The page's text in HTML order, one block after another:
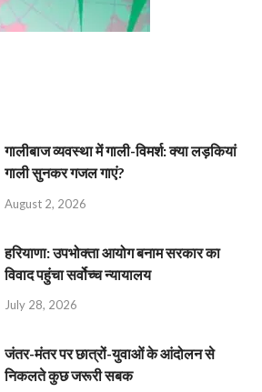
गालीबाज व्‍यवस्‍था में गाली-विमर्श: क्या लड़कियां
गाली सुनकर गजल गाएं?
August 2, 2026
हरियाणा: उपभोक्ता आयोग बनाम सरकार का
विवाद पहुंचा सर्वोच्च न्यायालय
July 28, 2026
जंतर-मंतर पर छात्रों-युवाओं के आंदोलन से
निकलते कुछ जरूरी सबक